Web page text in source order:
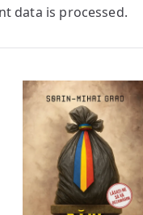
data is processed.